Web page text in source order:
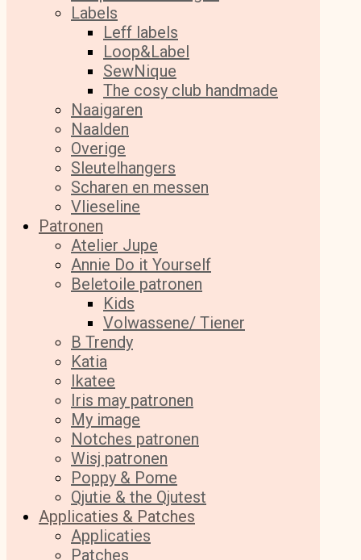
Labels
Leff labels
Loop&Label
SewNique
The cosy club handmade
Naaigaren
Naalden
Overige
Sleutelhangers
Scharen en messen
Vlieseline
Patronen
Atelier Jupe
Annie Do it Yourself
Beletoile patronen
Kids
Volwassene/ Tiener
B Trendy
Katia
Ikatee
Iris may patronen
My image
Notches patronen
Wisj patronen
Poppy & Pome
Qjutie & the Qjutest
Applicaties & Patches
Applicaties
Patches